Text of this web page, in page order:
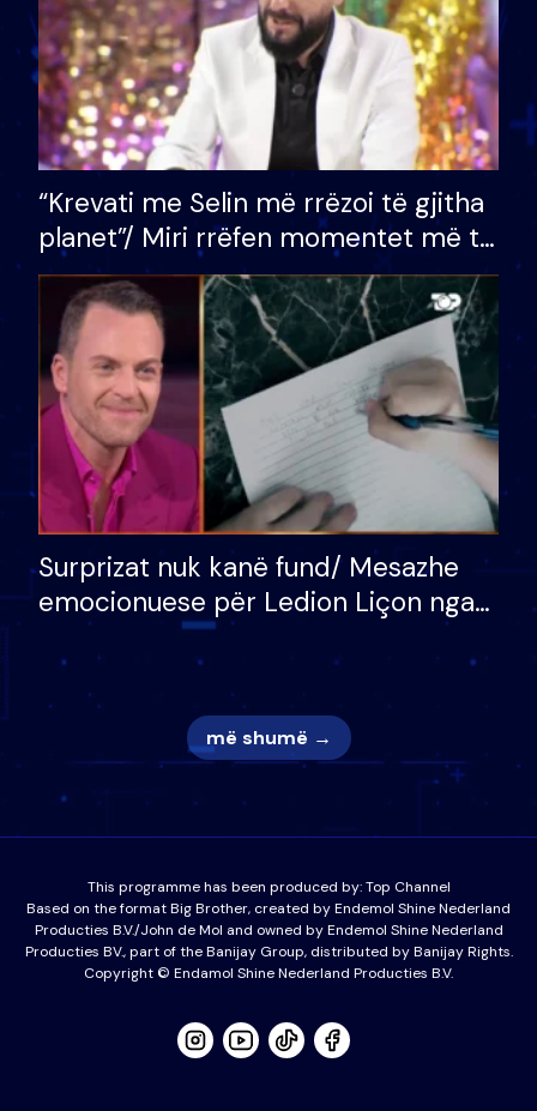
“Krevati me Selin më rrëzoi të gjitha
planet”/ Miri rrëfen momentet më të
bukura në shtëpinë e BB VIP: Do më
mungojë zilja e mëngjesit kur…
Surprizat nuk kanë fund/ Mesazhe
emocionuese për Ledion Liçon nga
nëna dhe fëmijët e tij, moderatori
nuk i mban dot lotët: Nuk meritoj…
më shumë →
This programme has been produced by:Top Channel
Based on the format Big Brother, created by Endemol Shine Nederland
Producties B.V./John de Mol and owned by Endemol Shine Nederland
Producties BV., part of the Banijay Group, distributed by Banijay Rights.
Copyright © Endamol Shine Nederland Producties B.V.